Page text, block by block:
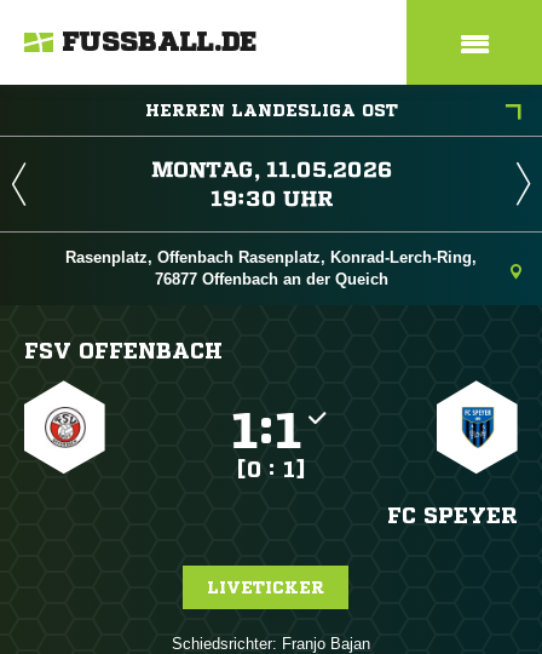
FUSSBALL.DE
HERREN LANDESLIGA OST
 
 
Rasenplatz, Offenbach Rasenplatz, Konrad-Lerch-Ring,
76877 Offenbach an der Queich
FSV OFFENBACH
:
[0 : 1]
FC SPEYER
LIVETICKER
Schiedsrichter:  